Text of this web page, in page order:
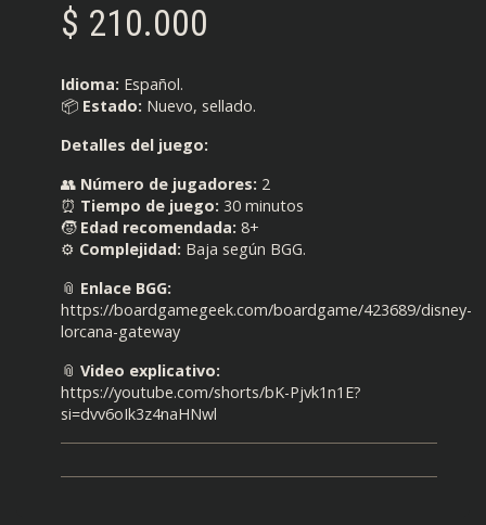
$ 210.000
Idioma: Español.
📦 Estado: Nuevo, sellado.
Detalles del juego:
👥 Número de jugadores: 2
⏰ Tiempo de juego: 30 minutos
🧒 Edad recomendada: 8+
⚙️ Complejidad: Baja según BGG.
📎 Enlace BGG:
https://boardgamegeek.com/boardgame/423689/disney-
lorcana-gateway
📎 Video explicativo:
https://youtube.com/shorts/bK-Pjvk1n1E?
si=dvv6oIk3z4naHNwl